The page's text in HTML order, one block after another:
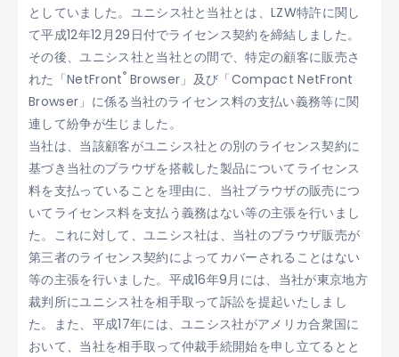
としていました。ユニシス社と当社とは、LZW特許に関し
て平成12年12月29日付でライセンス契約を締結しました。
その後、ユニシス社と当社との間で、特定の顧客に販売さ
れた「NetFront®Browser」及び「Compact NetFront
Browser」に係る当社のライセンス料の支払い義務等に関
連して紛争が生じました。
当社は、当該顧客がユニシス社との別のライセンス契約に
基づき当社のブラウザを搭載した製品についてライセンス
料を支払っていることを理由に、当社ブラウザの販売につ
いてライセンス料を支払う義務はない等の主張を行いまし
た。これに対して、ユニシス社は、当社のブラウザ販売が
第三者のライセンス契約によってカバーされることはない
等の主張を行いました。平成16年9月には、当社が東京地方
裁判所にユニシス社を相手取って訴訟を提起いたしまし
た。また、平成17年には、ユニシス社がアメリカ合衆国に
おいて、当社を相手取って仲裁手続開始を申し立てるとと